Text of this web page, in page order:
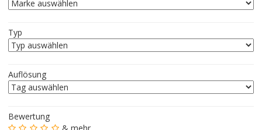
Typ
Auflösung
Bewertung
& mehr